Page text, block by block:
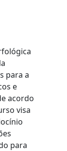
para a
e
acordo
visa
para